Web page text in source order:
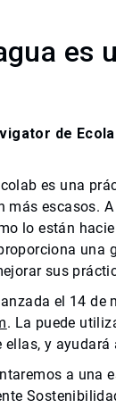
es
de
es una
más escasos.
lo están
sus
el 14 de
. La puede
y
a una